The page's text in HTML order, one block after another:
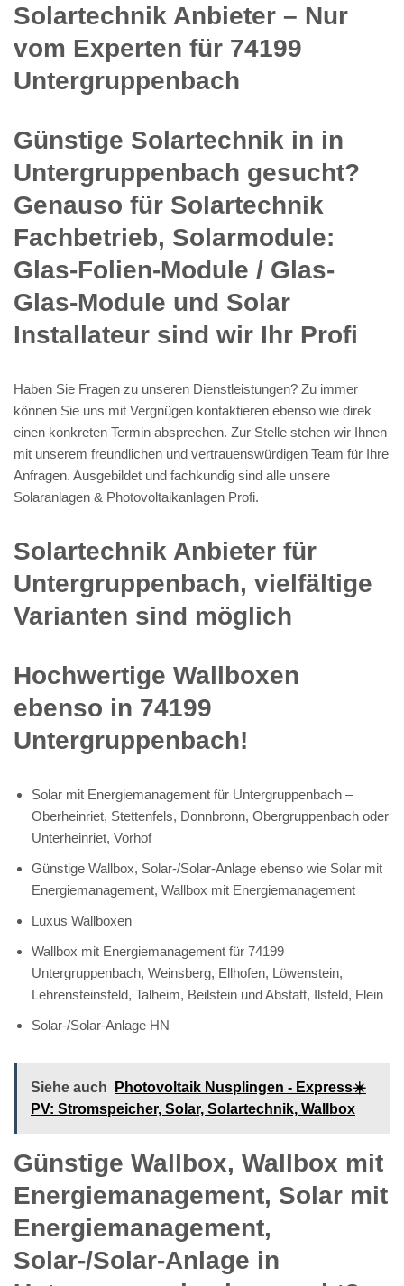
Solartechnik Anbieter – Nur
vom Experten für 74199
Untergruppenbach
Günstige Solartechnik in in
Untergruppenbach gesucht?
Genauso für Solartechnik
Fachbetrieb, Solarmodule:
Glas-Folien-Module / Glas-
Glas-Module und Solar
Installateur sind wir Ihr Profi
Haben Sie Fragen zu unseren Dienstleistungen? Zu immer
können Sie uns mit Vergnügen kontaktieren ebenso wie direk
einen konkreten Termin absprechen. Zur Stelle stehen wir Ihnen
mit unserem freundlichen und vertrauenswürdigen Team für Ihre
Anfragen. Ausgebildet und fachkundig sind alle unsere
Solaranlagen & Photovoltaikanlagen Profi.
Solartechnik Anbieter für
Untergruppenbach, vielfältige
Varianten sind möglich
Hochwertige Wallboxen
ebenso in 74199
Untergruppenbach!
Solar mit Energiemanagement für Untergruppenbach –
Oberheinriet, Stettenfels, Donnbronn, Obergruppenbach oder
Unterheinriet, Vorhof
Günstige Wallbox, Solar-/Solar-Anlage ebenso wie Solar mit
Energiemanagement, Wallbox mit Energiemanagement
Luxus Wallboxen
Wallbox mit Energiemanagement für 74199
Untergruppenbach, Weinsberg, Ellhofen, Löwenstein,
Lehrensteinsfeld, Talheim, Beilstein und Abstatt, Ilsfeld, Flein
Solar-/Solar-Anlage HN
Siehe auch
Photovoltaik Nusplingen - Express☀️
PV️: Stromspeicher, Solar, Solartechnik, Wallbox
Günstige Wallbox, Wallbox mit
Energiemanagement, Solar mit
Energiemanagement,
Solar-/Solar-Anlage in